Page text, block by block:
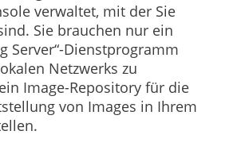
verwaltet, mit der Sie
Sie brauchen nur ein
Server“-Dienstprogramm
Netzwerks zu
Image-Repository für die
von Images in Ihrem